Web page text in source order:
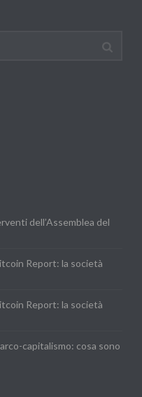
dell’Assemblea del
Report: la società
Report: la società
capitalismo: cosa sono